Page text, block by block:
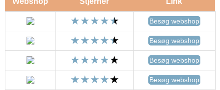
Besøg webshop
Besøg webshop
Besøg webshop
Besøg webshop